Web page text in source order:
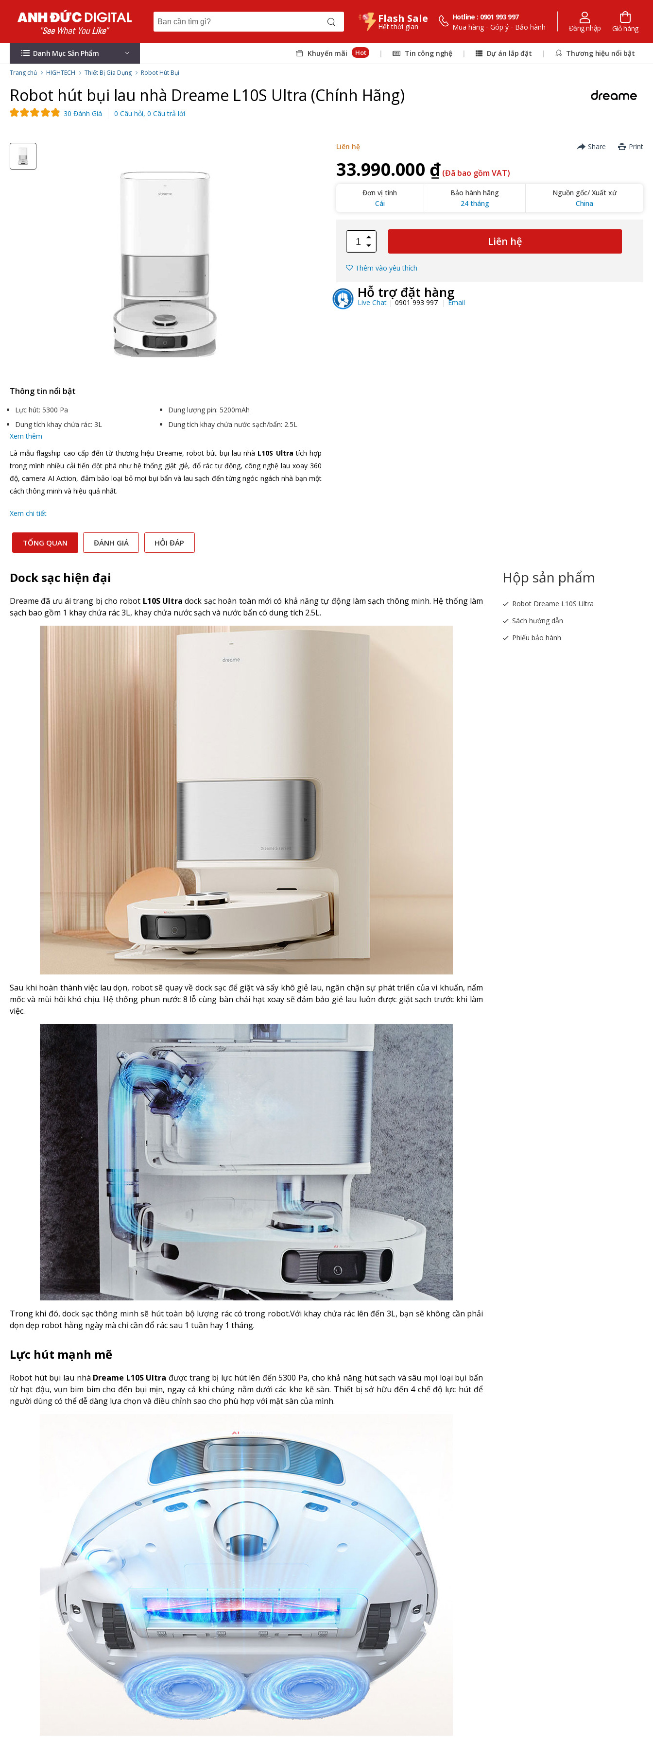
Flash Sale
Hết thời gian
Hotline : 0901 993 997
Mua hàng - Góp ý - Bảo hành
Đăng nhập Giỏ hàng
Danh Mục Sản Phẩm Khuyến mãi Hot | Tin công nghệ | Dự án lắp đặt | Thương hiệu nổi bật
Trang chủ HIGHTECH Thiết Bị Gia Dụng Robot Hút Bụi
Robot hút bụi lau nhà Dreame L10S Ultra (Chính Hãng)
30 Đánh Giá 0 Câu hỏi, 0 Câu trả lời
Thông tin nổi bật
Lực hút: 5300 Pa
Dung lượng pin: 5200mAh
Dung tích khay chứa rác: 3L
Dung tích khay chứa nước sạch/bẩn: 2.5L
Xem thêm
Là mẫu flagship cao cấp đến từ thương hiệu Dreame, robot bút bụi lau nhà L10S Ultra tích hợp
trong mình nhiều cải tiến đột phá như hệ thống giặt giẻ, đổ rác tự động, công nghệ lau xoay 360
độ, camera AI Action, đảm bảo loại bỏ mọi bụi bẩn và lau sạch đến từng ngóc ngách nhà bạn một
cách thông minh và hiệu quả nhất.
Xem chi tiết
Liên hệ Share Print
33.990.000 ₫ (Đã bao gồm VAT)
Đơn vị tính
Cái
Bảo hành hãng
24 tháng
Nguồn gốc/ Xuất xứ
China
Liên hệ
Thêm vào yêu thích
Hỗ trợ đặt hàng
Live Chat 0901 993 997 Email
TỔNG QUAN ĐÁNH GIÁ HỎI ĐÁP
Dock sạc hiện đại
Dreame đã ưu ái trang bị cho robot L10S Ultra dock sạc hoàn toàn mới có khả năng tự động làm sạch thông minh. Hệ thống làm
sạch bao gồm 1 khay chứa rác 3L, khay chứa nước sạch và nước bẩn có dung tích 2.5L.
Sau khi hoàn thành việc lau dọn, robot sẽ quay về dock sạc để giặt và sấy khô giẻ lau, ngăn chặn sự phát triển của vi khuẩn, nấm
mốc và mùi hôi khó chịu. Hệ thống phun nước 8 lỗ cùng bàn chải hạt xoay sẽ đảm bảo giẻ lau luôn được giặt sạch trước khi làm
việc.
Trong khi đó, dock sạc thông minh sẽ hút toàn bộ lượng rác có trong robot.Với khay chứa rác lên đến 3L, bạn sẽ không cần phải
dọn dẹp robot hằng ngày mà chỉ cần đổ rác sau 1 tuần hay 1 tháng.
Lực hút mạnh mẽ
Robot hút bụi lau nhà Dreame L10S Ultra được trang bị lực hút lên đến 5300 Pa, cho khả năng hút sạch và sâu mọi loại bụi bẩn
từ hạt đậu, vụn bim bim cho đến bụi mịn, ngay cả khi chúng nằm dưới các khe kẽ sàn. Thiết bị sở hữu đến 4 chế độ lực hút để
người dùng có thể dễ dàng lựa chọn và điều chỉnh sao cho phù hợp với mặt sàn của mình.
Hộp sản phẩm
Robot Dreame L10S Ultra
Sách hướng dẫn
Phiếu bảo hành